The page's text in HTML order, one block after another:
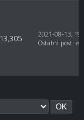
13,305
2021-08-13,
Ostatni post: